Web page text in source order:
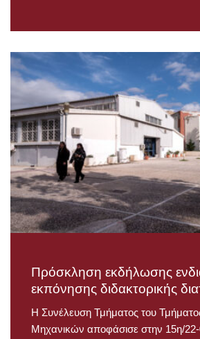
Πρόσκληση εκδήλωσης
εκπόνησης διδακτορικής
Η Συνέλευση Τμήματος του
Μηχανικών αποφάσισε στην 15η/